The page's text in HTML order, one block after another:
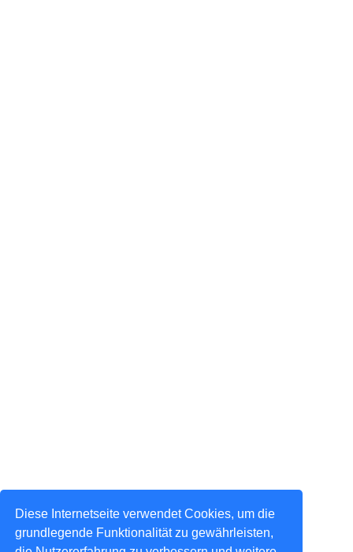
Diese Internetseite verwendet Cookies, um die
grundlegende Funktionalität zu gewährleisten,